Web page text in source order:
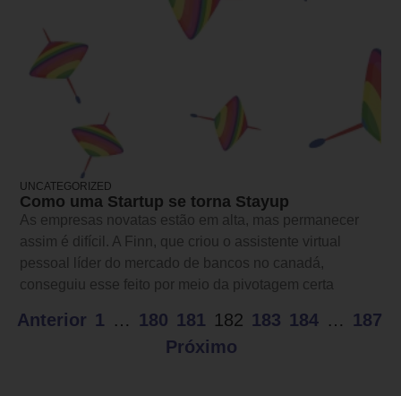
UNCATEGORIZED
Como uma Startup se torna Stayup
As empresas novatas estão em alta, mas permanecer
assim é difícil. A Finn, que criou o assistente virtual
pessoal líder do mercado de bancos no canadá,
conseguiu esse feito por meio da pivotagem certa
Anterior 1 … 180 181 182 183 184 … 187
Próximo